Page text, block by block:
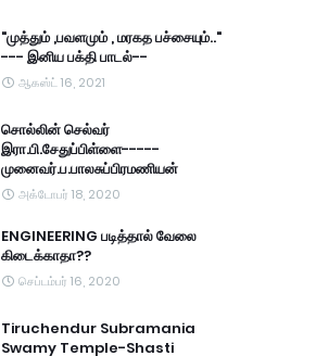
"முத்தும் ,பவளமும் , மரகத பச்சையும்.."
--- இனிய பக்தி பாடல்--
ஆகஸ்ட் 16, 2021
சொல்லின் செல்வர்
இரா.பி.சேதுப்பிள்ளை-----
முனைவர்.ப.பாலசுப்பிரமணியன்
அக்டோபர் 18, 2020
ENGINEERING படித்தால் வேலை
கிடைக்காதா??
செப்டம்பர் 16, 2020
Tiruchendur Subramania
Swamy Temple-Shasti